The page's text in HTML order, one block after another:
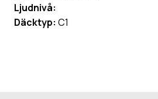
Ljudnivå:
Däcktyp: C1